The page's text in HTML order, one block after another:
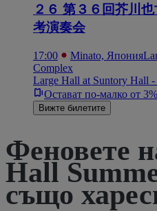
２６ 第３６回芥川
考演奏会
17:00 Minato, Япония
Complex
Large Hall at Suntory Hall
Остават по-малко от
Вижте билетите
Феновете
Hall
също